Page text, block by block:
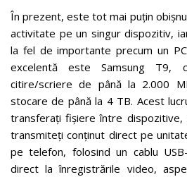
În prezent, este tot mai puțin
activitate pe un singur dispozitiv,
la fel de importante precum un
excelentă este Samsung T9,
citire/scriere de până la 2.000
stocare de până la 4 TB. Acest
transferați fișiere între
transmiteți conținut direct pe
pe telefon, folosind un cablu
direct la înregistrările video,